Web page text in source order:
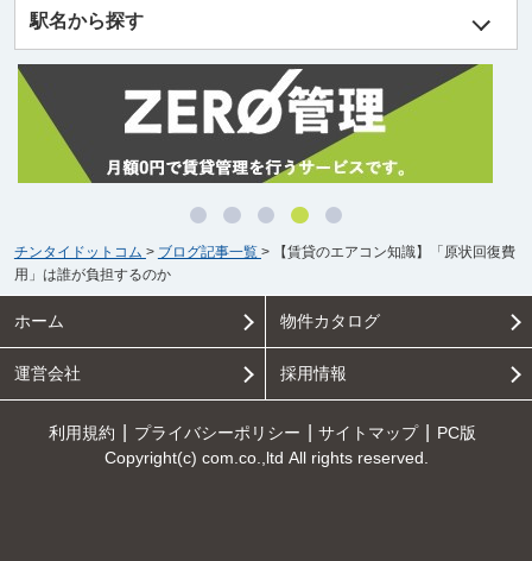
駅名から探す
チンタイドットコム > ブログ記事一覧 >
【賃貸のエアコン知識】「原状回復費
用」は誰が負担するのか
ホーム 物件カタログ
運営会社 採用情報
利用規約 プライバシーポリシー サイトマップ
PC版
Copyright(c) com.co.,ltd All rights reserved.